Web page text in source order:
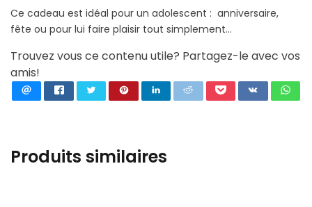
Ce cadeau est idéal pour un adolescent : anniversaire,
fête ou pour lui faire plaisir tout simplement…
Trouvez vous ce contenu utile? Partagez-le avec vos
amis!
Produits similaires